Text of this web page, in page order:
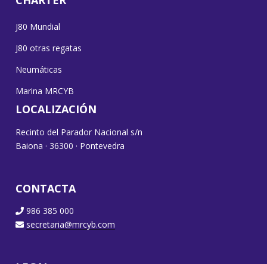
J80 Mundial
J80 otras regatas
Neumáticas
Marina MRCYB
LOCALIZACIÓN
Recinto del Parador Nacional s/n
Baiona · 36300 · Pontevedra
CONTACTA
986 385 000
secretaria@mrcyb.com